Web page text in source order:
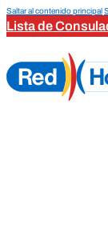
Saltar al contenido principal
Lista de